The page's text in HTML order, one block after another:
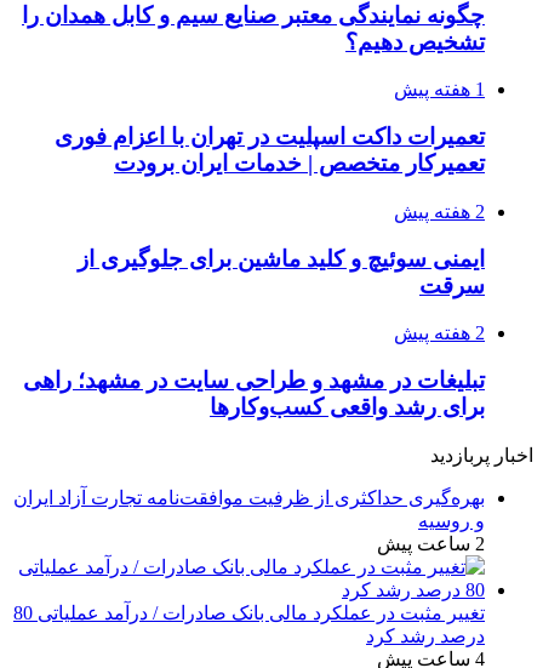
چگونه نمایندگی معتبر صنایع سیم و کابل همدان را
تشخیص دهیم؟
1 هفته پیش
تعمیرات داکت اسپلیت در تهران با اعزام فوری
تعمیرکار متخصص | خدمات ایران برودت
2 هفته پیش
ایمنی سوئیچ و کلید ماشین برای جلوگیری از
سرقت
2 هفته پیش
تبلیغات در مشهد و طراحی سایت در مشهد؛ راهی
برای رشد واقعی کسب‌وکارها
اخبار پربازدید
بهره‌گیری حداکثری از ظرفیت موافقت‌نامه تجارت آزاد ایران
و روسیه
2 ساعت پیش
تغییر مثبت در عملکرد مالی بانک صادرات / درآمد عملیاتی 80
درصد رشد کرد
4 ساعت پیش